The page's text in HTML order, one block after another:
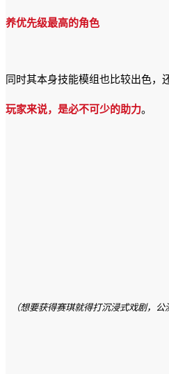
养优先级最高的角色
同时其本身技能模组也比较出色，
玩家来说，是必不可少的助力。
（想要获得赛琪就得打沉浸式戏剧，